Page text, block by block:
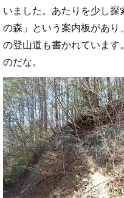
いました。あたりを少し
の森」という案内板があ
の登山道も書かれています
のだな。